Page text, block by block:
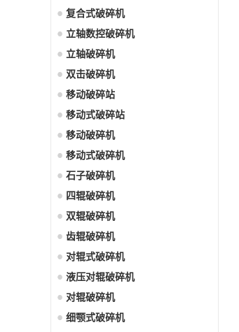
复合式破碎机
立轴数控破碎机
立轴破碎机
双击破碎机
移动破碎站
移动式破碎站
移动破碎机
移动式破碎机
石子破碎机
四辊破碎机
双辊破碎机
齿辊破碎机
对辊式破碎机
液压对辊破碎机
对辊破碎机
细颚式破碎机